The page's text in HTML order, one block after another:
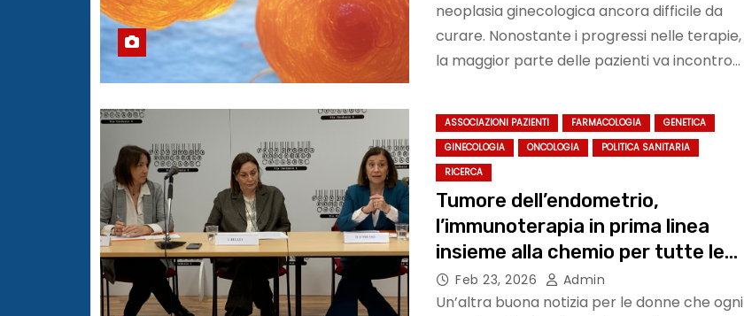
neoplasia ginecologica ancora difficile da
curare. Nonostante i progressi nelle terapie,
la maggior parte delle pazienti va incontro…
ASSOCIAZIONI PAZIENTI FARMACOLOGIA
GENETICA
GINECOLOGIA
ONCOLOGIA
POLITICA SANITARIA
RICERCA
Tumore dell’endometrio,
l’immunoterapia in prima linea
insieme alla chemio per tutte le
pazienti. Dostarlimab approvato
indipendentemente dal profilo
Feb 23, 2026 Admin
Un’altra buona notizia per le donne che ogni